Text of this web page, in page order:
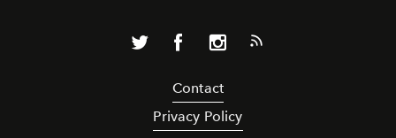
Contact
Privacy Policy